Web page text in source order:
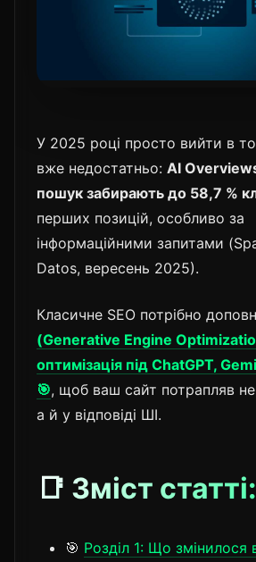
У 2025 році просто вийти в
вже недостатньо: AI
пошук забирають до 58,7 %
перших позицій, особливо за
інформаційними запитами
Datos, вересень 2025).
Класичне SEO потрібно
(Generative Engine
оптимізація під ChatGPT,
🎯, щоб ваш сайт потрапляв
а й у відповіді ШІ.
📑 Зміст статті:
🎯 Розділ 1: Що змінилося